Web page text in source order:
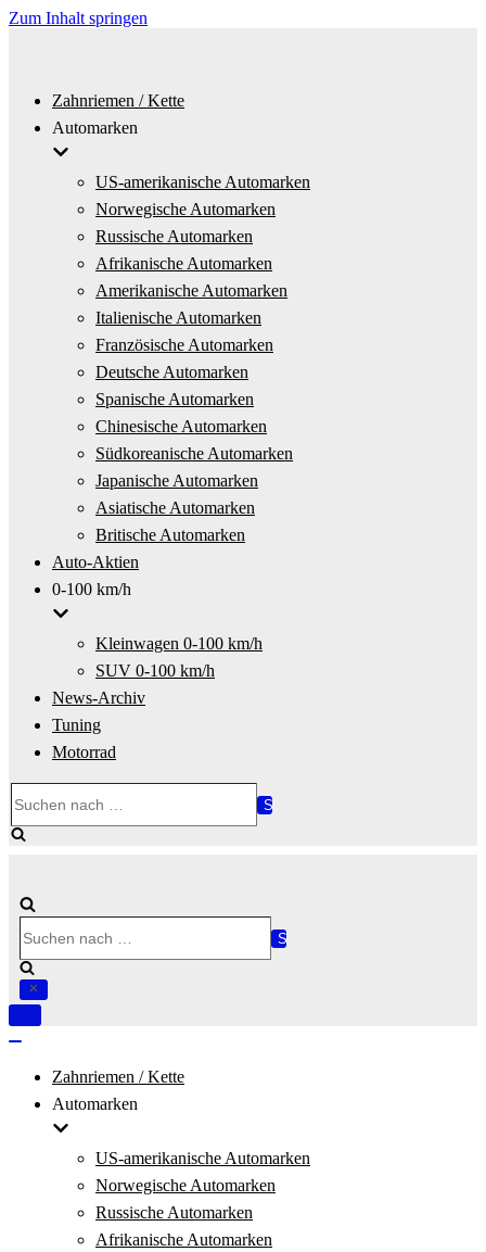
Zum Inhalt springen
Zahnriemen / Kette
Automarken
US-amerikanische Automarken
Norwegische Automarken
Russische Automarken
Afrikanische Automarken
Amerikanische Automarken
Italienische Automarken
Französische Automarken
Deutsche Automarken
Spanische Automarken
Chinesische Automarken
Südkoreanische Automarken
Japanische Automarken
Asiatische Automarken
Britische Automarken
Auto-Aktien
0-100 km/h
Kleinwagen 0-100 km/h
SUV 0-100 km/h
News-Archiv
Tuning
Motorrad
nach …
nach …
Navigation
Zahnriemen / Kette
Automarken
US-amerikanische Automarken
Norwegische Automarken
Russische Automarken
Afrikanische Automarken